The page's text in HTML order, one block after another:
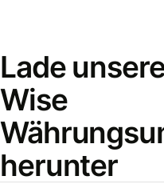
Lade
Wise
herunter